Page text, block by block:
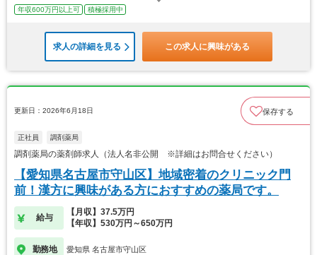
年収600万円以上可 積極採用中
求人の詳細を見る この求人に興味がある
更新日：2026年6月18日 保存する
正社員 調剤薬局
調剤薬局の薬剤師求人（法人名非公開 ※詳細はお問合せください）
【愛知県名古屋市守山区】地域密着のクリニック門
前！漢方に興味がある方におすすめの薬局です。
給与
【月収】37.5万円
【年収】530万円～650万円
勤務地 愛知県 名古屋市守山区